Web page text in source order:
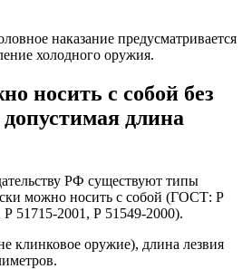
наказание предусматривается
холодного оружия.
носить с собой без
длина
РФ существуют типы
можно носить с собой (ГОСТ: Р
51715-2001, Р 51549-2000).
клинковое оружие), длина лезвия